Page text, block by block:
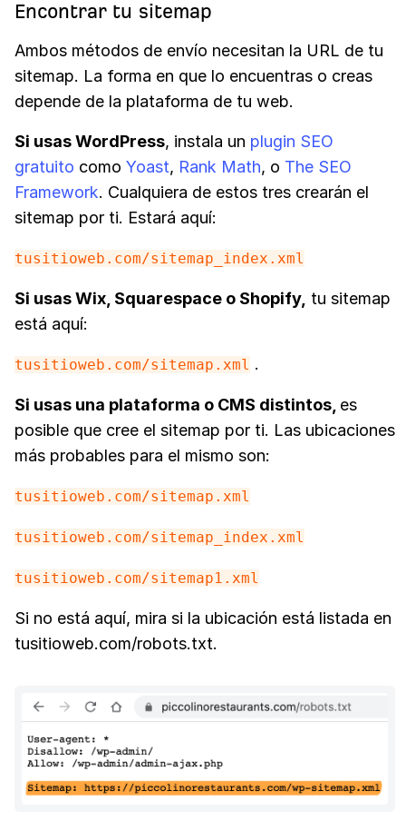
Encontrar tu sitemap
Ambos métodos de envío necesitan la URL de tu
sitemap. La forma en que lo encuentras o creas
depende de la plataforma de tu web.
Si usasWordPress, instala un plugin SEO
gratuito como Yoast, Rank Math, o The SEO
Framework. Cualquiera de estos tres crearán el
sitemap por ti. Estará aquí:
tusitioweb.com/sitemap_index.xml
Si usas Wix, Squarespace o Shopify, tu sitemap
está aquí:
tusitioweb.com/sitemap.xml .
Si usas una plataforma o CMS distintos, es
posible que cree el sitemap por ti. Las ubicaciones
más probables para el mismo son:
tusitioweb.com/sitemap.xml
tusitioweb.com/sitemap_index.xml
tusitioweb.com/sitemap1.xml
Si no está aquí, mira si la ubicación está listada en
tusitioweb.com/robots.txt.